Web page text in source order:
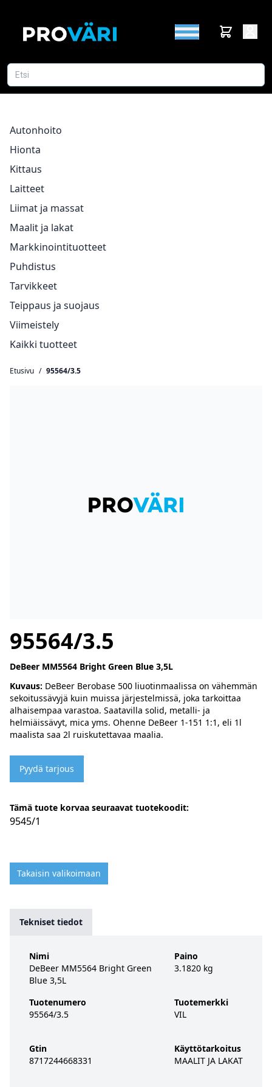
Autonhoito
Hionta
Kittaus
Laitteet
Liimat ja massat
Maalit ja lakat
Markkinointituotteet
Puhdistus
Tarvikkeet
Teippaus ja suojaus
Viimeistely
Kaikki tuotteet
Etusivu / 95564/3.5
95564/3.5
DeBeer MM5564 Bright Green Blue 3,5L
Kuvaus: DeBeer Berobase 500 liuotinmaalissa on vähemmän
sekoitussävyjä kuin muissa järjestelmissä, joka tarkoittaa
alhaisempaa varastoa. Saatavilla solid, metalli- ja
helmiäissävyt, mica yms. Ohenne DeBeer 1-151 1:1, eli 1l
maalista saa 2l ruiskutettavaa maalia.
Pyydä tarjous
Tämä tuote korvaa seuraavat tuotekoodit:
9545/1
Takaisin valikoimaan
Tekniset tiedot
Nimi
DeBeer MM5564 Bright Green
Blue 3,5L
Tuotenumero
95564/3.5
Gtin
8717244668331
Paino
3.1820 kg
Tuotemerkki
VIL
Käyttötarkoitus
MAALIT JA LAKAT